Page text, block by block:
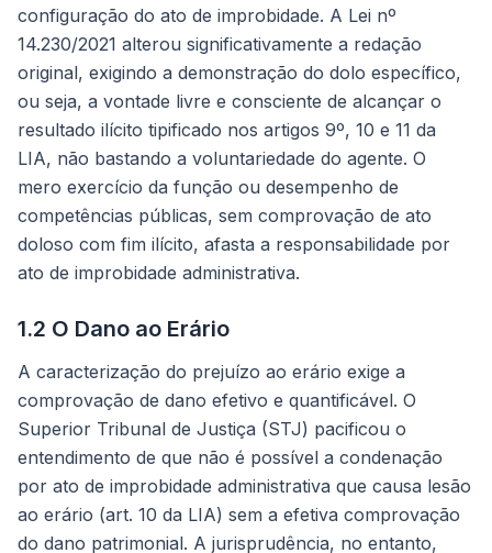
configuração do ato de improbidade. A Lei nº
14.230/2021 alterou significativamente a redação
original, exigindo a demonstração do dolo específico,
ou seja, a vontade livre e consciente de alcançar o
resultado ilícito tipificado nos artigos 9º, 10 e 11 da
LIA, não bastando a voluntariedade do agente. O
mero exercício da função ou desempenho de
competências públicas, sem comprovação de ato
doloso com fim ilícito, afasta a responsabilidade por
ato de improbidade administrativa.
1.2 O Dano ao Erário
A caracterização do prejuízo ao erário exige a
comprovação de dano efetivo e quantificável. O
Superior Tribunal de Justiça (STJ) pacificou o
entendimento de que não é possível a condenação
por ato de improbidade administrativa que causa lesão
ao erário (art. 10 da LIA) sem a efetiva comprovação
do dano patrimonial. A jurisprudência, no entanto,